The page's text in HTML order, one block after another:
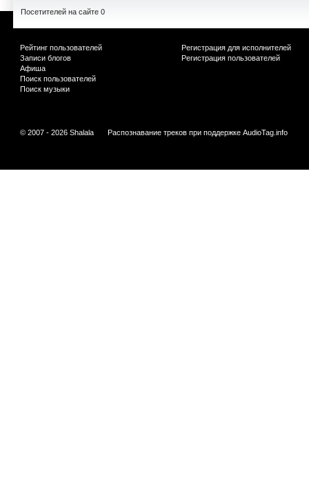
Посетителей на сайте 0
Рейтинг пользователей
Записи блогов
Афиша
Поиск пользователей
Поиск музыки
Регистрация для исполнителей
Регистрация пользователей
© 2007 - 2026 Shalala Распознавание треков при поддержке AudioTag.info